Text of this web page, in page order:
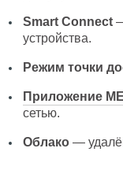
Smart Connect—
устройства.
Режим точки
Приложение
сетью.
Облако—